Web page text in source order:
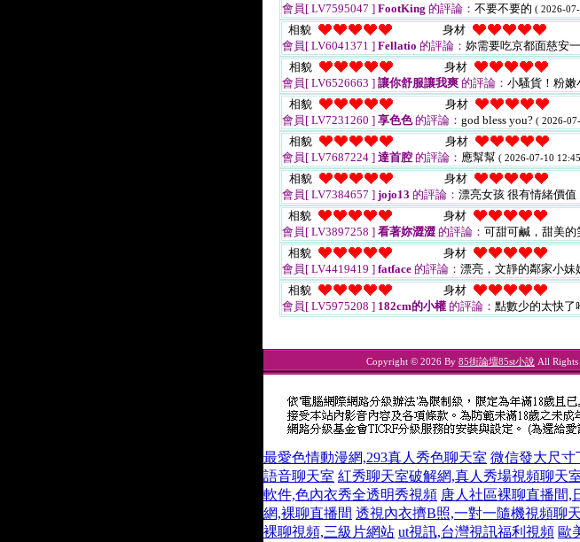
會員[ LV7595047 ] FootKing 的評論： 不要不要的 ( 2026-
相貌 身材
會員[ LV6041371 ] Fellatio 的評論： 妳需要吃京都面慈安
相貌 身材
會員[ LV6526663 ] 讓你舒服讓我爽 的評論： 小騷貨！粉嫩
相貌 身材
會員[ LV7231260 ] 享色色的評論： god bless you? ( 2026-
相貌 身材
會員[ LV7687224 ] 達首腔 的評論： 應幫幫 ( 2026-07-10
相貌 身材
會員[ LV7384657 ] jojo13 的評論： 漂亮女孩 很有情緒價值
相貌 身材
會員[ LV3897258 ] 看著妳澀澀 的評論： 可甜可鹹，甜美的
相貌 身材
會員[ LV4419419 ] fatface 的評論： 漂亮，文靜的鄰家小妹
相貌 身材
會員[ LV5975208 ] 182cm的小權 的評論： 點數少的太快了
Copyright © 2026 By 85街論壇85st小說 All Rights
最愛色情動漫網,293真人秀色聊天室 微信發大尺寸
語音聊天室 紅秀聊天室破解網,真人秀場視頻聊天
軟件,色內衣秀全透明秀視頻 唐人社區裸聊直播間,
網,裸聊直播間 透視內衣擠B照,一對一隨機視頻聊
裸聊視頻,三級片網站 ut視訊,台灣視訊福利視頻 歐